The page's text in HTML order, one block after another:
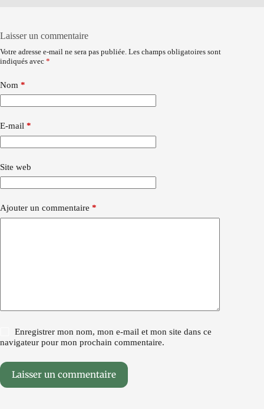
Laisser un commentaire
Votre adresse e-mail ne sera pas publiée. Les champs obligatoires sont
indiqués avec *
Nom *
E-mail *
Site web
Ajouter un commentaire *
Enregistrer mon nom, mon e-mail et mon site dans ce
navigateur pour mon prochain commentaire.
Laisser un commentaire